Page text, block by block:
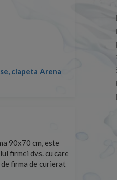
clapeta Arena
Conform
90x70 cm, este
firmei dvs. cu care
firma de curierat